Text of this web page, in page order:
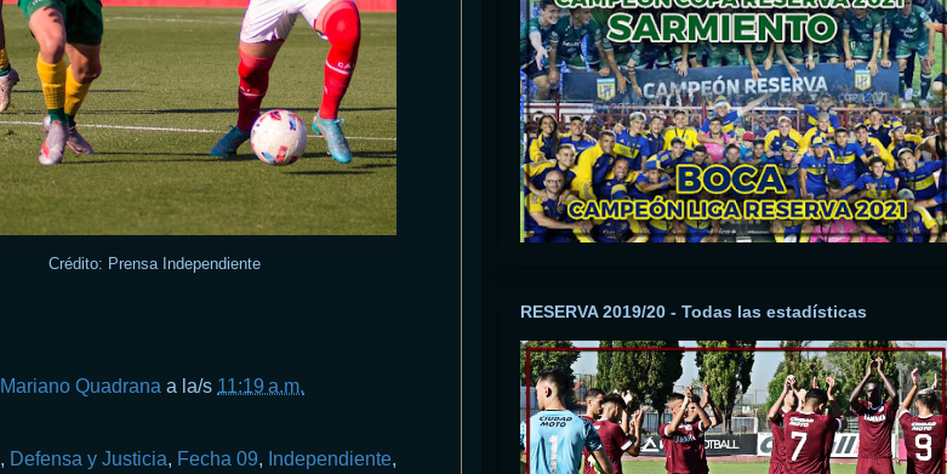
Crédito: Prensa Independiente
Mariano Quadrana a la/s 11:19 a.m.
, Defensa y Justicia, Fecha 09, Independiente,
RESERVA 2019/20 - Todas las estadísticas